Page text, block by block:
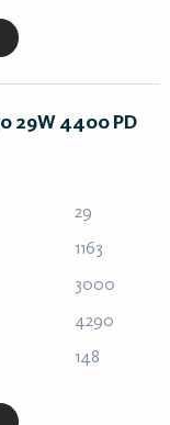
29W 4400 PD
29
1163
3000
4290
148